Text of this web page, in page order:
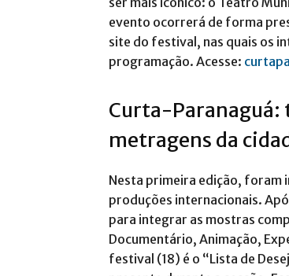
evento ocorrerá de forma
site do festival, nas quais os
programação. Acesse:
Curta-
metragens da
Nesta primeira edição, foram
produções internacionais.
para integrar as mostras
Documentário, Animação,
festival (18) é o “Lista de